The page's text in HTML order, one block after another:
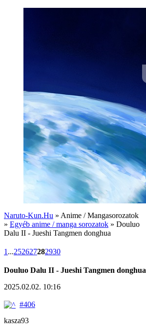
Naruto-Kun.Hu » Anime / Mangasorozatok
» Egyéb anime / manga sorozatok » Douluo
Dalu II - Jueshi Tangmen donghua
1 ...252627282930
Douluo Dalu II - Jueshi Tangmen donghua
2025.02.02. 10:16
#406
kasza93